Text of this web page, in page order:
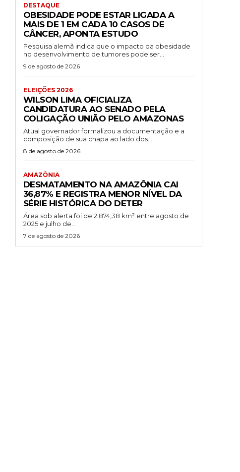
DESTAQUE
OBESIDADE PODE ESTAR LIGADA A
MAIS DE 1 EM CADA 10 CASOS DE
CÂNCER, APONTA ESTUDO
Pesquisa alemã indica que o impacto da obesidade
no desenvolvimento de tumores pode ser...
9 de agosto de 2026
ELEIÇÕES 2026
WILSON LIMA OFICIALIZA
CANDIDATURA AO SENADO PELA
COLIGAÇÃO UNIÃO PELO AMAZONAS
Atual governador formalizou a documentação e a
composição de sua chapa ao lado dos...
8 de agosto de 2026
AMAZÔNIA
DESMATAMENTO NA AMAZÔNIA CAI
36,87% E REGISTRA MENOR NÍVEL DA
SÉRIE HISTÓRICA DO DETER
Área sob alerta foi de 2.874,38 km² entre agosto de
2025 e julho de...
7 de agosto de 2026